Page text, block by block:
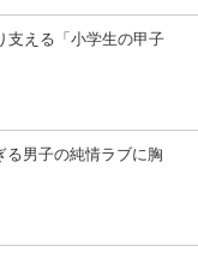
支える「小学生の甲子
る男子の純情ラブに胸